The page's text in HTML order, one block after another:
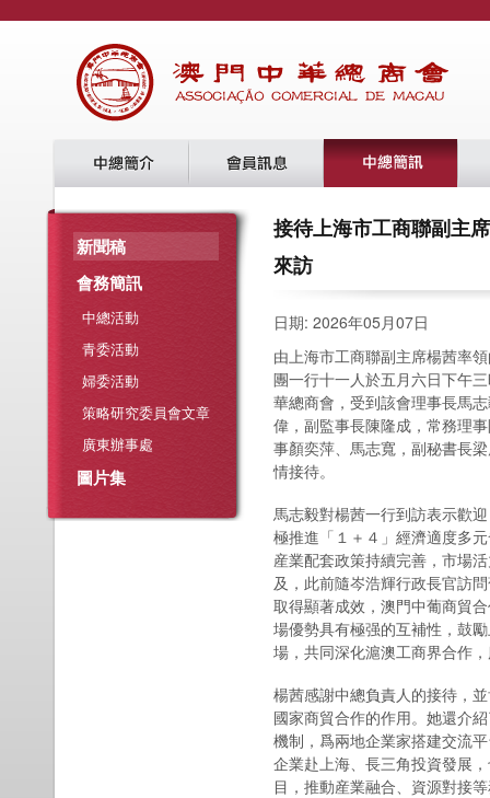
新聞稿
會務簡訊
中總活動
青委活動
婦委活動
策略研究委員會文章
廣東辦事處
圖片集
接待上海市工商聯副主
來訪
日期: 2026年05月07日
由上海市工商聯副主席楊茜率
團一行十一人於五月六日下午
華總商會，受到該會理事長馬
偉，副監事長陳隆成，常務理
事顏奕萍、馬志寬，副秘書長
情接待。
馬志毅對楊茜一行到訪表示歡
極推進「１＋４」經濟適度多
産業配套政策持續完善，市場
及，此前隨岑浩輝行政長官訪
取得顯著成效，澳門中葡商貿
場優勢具有極强的互補性，鼓
場，共同深化滬澳工商界合作
楊茜感謝中總負責人的接待，
國家商貿合作的作用。她還介
機制，爲兩地企業家搭建交流
企業赴上海、長三角投資發展
目，推動産業融合、資源對接